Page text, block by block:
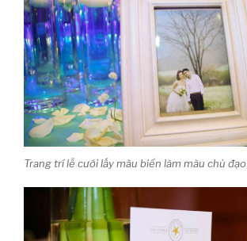
Trang trí lễ cưới lấy màu biển làm màu chủ đạo